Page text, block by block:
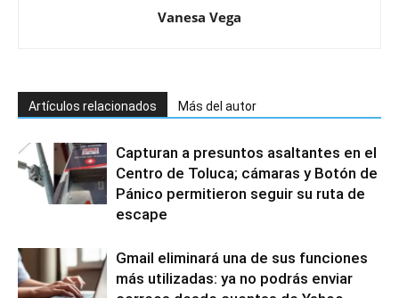
Vanesa Vega
Artículos relacionados Más del autor
Capturan a presuntos asaltantes en el
Centro de Toluca; cámaras y Botón de
Pánico permitieron seguir su ruta de
escape
Gmail eliminará una de sus funciones
más utilizadas: ya no podrás enviar